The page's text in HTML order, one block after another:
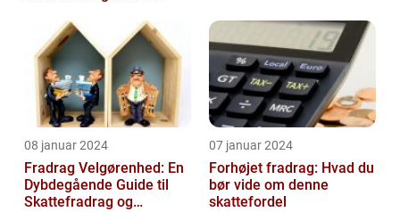
08 januar 2024
Fradrag Velgørenhed: En
Dybdegående Guide til
Skattefradrag og
07 januar 2024
Forhøjet fradrag: Hvad du
bør vide om denne
skattefordel